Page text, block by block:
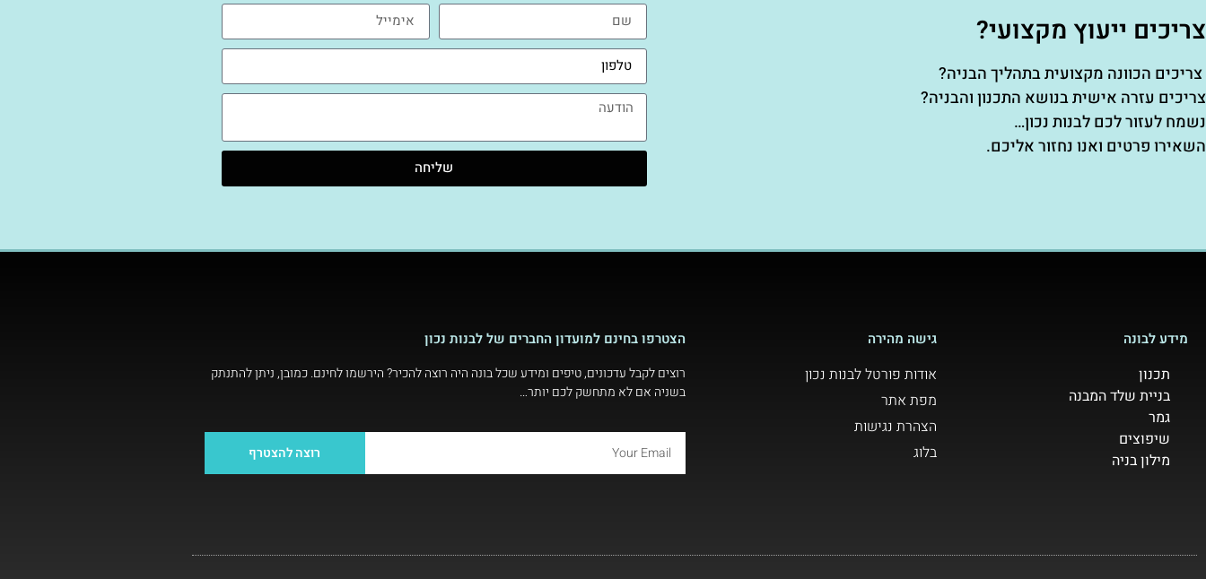
צריכים ייעוץ מקצועי?
צריכים הכוונה מקצועית בתהליך הבניה?
צריכים עזרה אישית בנושא התכנון והבניה?
נשמח לעזור לכם לבנות נכון…
השאירו פרטים ואנו נחזור אליכם.
שליחה
מידע לבונה
תכנון
בניית שלד המבנה
גמר
שיפוצים
מילון בניה
גישה מהירה
אודות פורטל לבנות נכון
מפת אתר
הצהרת נגישות
בלוג
הצטרפו בחינם למועדון החברים של לבנות נכון
רוצים לקבל עדכונים, טיפים ומידע שכל בונה היה רוצה להכיר? הירשמו לחינם. כמובן, ניתן להתנתק
בשניה אם לא מתחשק לכם יותר…
רוצה להצטרף